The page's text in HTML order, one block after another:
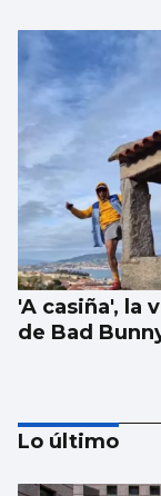
'A casiña', la
de Bad
Lo último